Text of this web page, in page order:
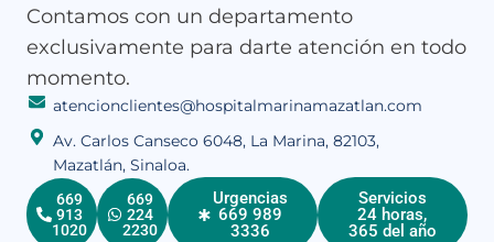
Contamos con un departamento
exclusivamente para darte atención en todo
momento.
atencionclientes@hospitalmarinamazatlan.com
Av. Carlos Canseco 6048, La Marina, 82103,
Mazatlán, Sinaloa.
669
913
1020
669
224
2230
Urgencias
669 989
3336
Servicios
24 horas,
365 del año